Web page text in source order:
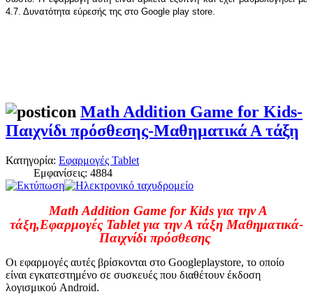
4.7. Δυνατότητα εύρεσής της στο Google play store.
Math Addition Game for Kids-
Παιχνίδι πρόσθεσης-Μαθηματικά Α τάξη
Κατηγορία: Εφαρμογές Tablet
Εμφανίσεις: 4884
Math Addition Game for Kids για την Α
τάξη,Εφαρμογές Tablet για την Α τάξη Μαθηματικά-
Παιχνίδι πρόσθεσης
Οι εφαρμογές αυτές βρίσκονται στο Googleplaystore, το οποίο
είναι εγκατεστημένο σε συσκευές που διαθέτουν έκδοση
λογισμικού Android.